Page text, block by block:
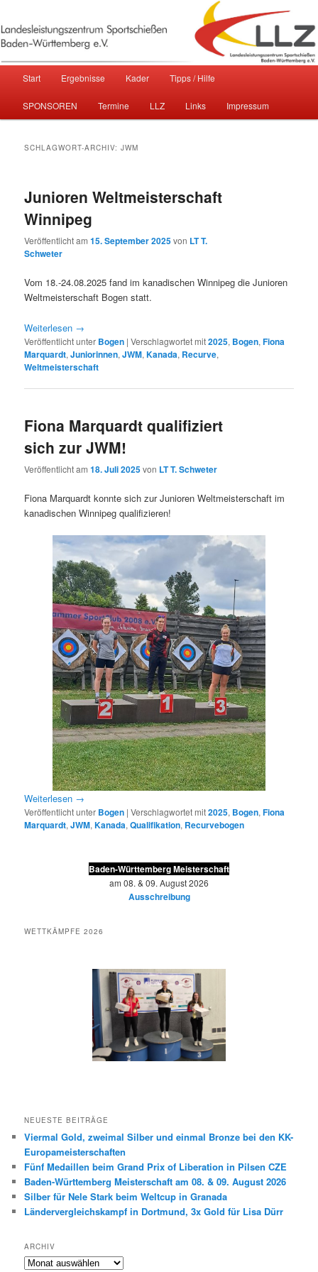
Landesleistungszentrum
Sportschießen Baden-Württemberg
e.V.
Zum primären Inhalt springen
Zum sekundären Inhalt springen
Start Ergebnisse Kader Tipps / Hilfe
SPONSOREN Termine LLZ Links Impressum
SCHLAGWORT-ARCHIV:JWM
Junioren Weltmeisterschaft
Winnipeg
Veröffentlicht am15. September 2025von LT T.
Schweter
Vom 18.-24.08.2025 fand im kanadischen Winnipeg die Junioren
Weltmeisterschaft Bogen statt.
Weiterlesen →
Veröffentlicht unter Bogen |Verschlagwortet mit2025, Bogen,Fiona
Marquardt,Juniorinnen,JWM,Kanada, Recurve,
Weltmeisterschaft
Fiona Marquardt qualifiziert
sich zur JWM!
Veröffentlicht am18. Juli 2025von LT T. Schweter
Fiona Marquardt konnte sich zur Junioren Weltmeisterschaft im
kanadischen Winnipeg qualifizieren!
Weiterlesen →
Veröffentlicht unter Bogen |Verschlagwortet mit2025, Bogen,Fiona
Marquardt,JWM,Kanada,Qualifikation, Recurvebogen
Baden-Württemberg Meisterschaft
am 08. & 09. August 2026
Ausschreibung
WETTKÄMPFE 2026
NEUESTE BEITRÄGE
Viermal Gold, zweimal Silber und einmal Bronze bei den KK-
Europameisterschaften
Fünf Medaillen beim Grand Prix of Liberation in Pilsen CZE
Baden-Württemberg Meisterschaft am 08. & 09. August 2026
Silber für Nele Stark beim Weltcup in Granada
Ländervergleichskampf in Dortmund, 3x Gold für Lisa Dürr
ARCHIV
Archiv